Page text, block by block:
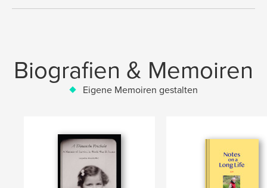
Biografien & Memoiren
Eigene Memoiren gestalten